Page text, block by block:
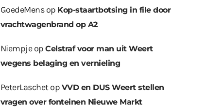
GoedeMensop Kop-staartbotsing in file door
vrachtwagenbrand op A2
NiempjeopCelstraf voor man uit Weert
wegens belaging en vernieling
PeterLaschetop VVD en DUS Weert stellen
vragen over fonteinen Nieuwe Markt